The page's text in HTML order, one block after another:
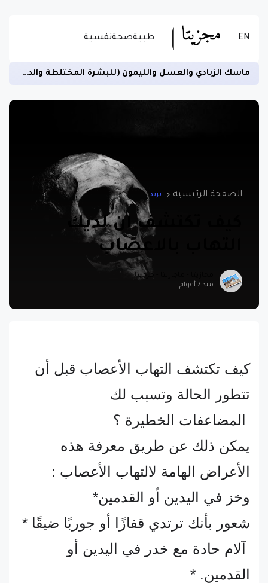
EN طبيةصحةنفسية
ماسك الزبادي والعسل والليمون (للبشرة المختلطة والدهنية)
الصفحة الرئيسية ترند
كيف تكتشف ان لديك
التهاب بالاعصاب
مجازيتا - ماجازيتا - مزجيتا
منذ 7 أعوام
كيف تكتشف التهاب الأعصاب قبل أن
تتطور الحالة وتسبب لك
المضاعفات الخطيرة ؟
يمكن ذلك عن طريق معرفة هذه
الأعراض الهامة لالتهاب الأعصاب :
وخز في اليدين أو القدمين*
شعور بأنك ترتدي قفازًا أو جوربًا ضيقًا *
آلام حادة مع خدر في اليدين أو
القدمين. *